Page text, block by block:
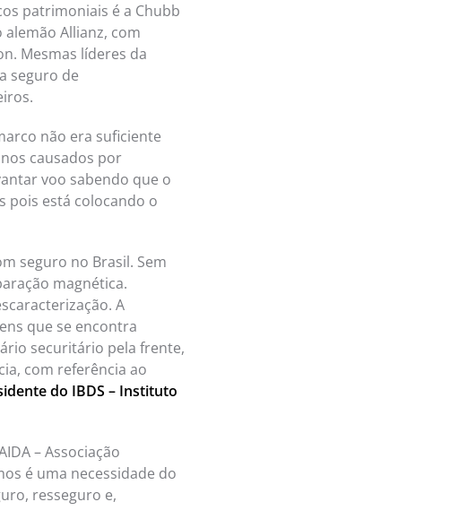
patrimoniais é a Chubb
Allianz, com
Mesmas líderes da
seguro de
não era suficiente
causados por
voo sabendo que o
pois está colocando o
seguro no Brasil. Sem
magnética.
A
que se encontra
securitário pela frente,
com referência ao
do IBDS – Instituto
– Associação
é uma necessidade do
resseguro e,